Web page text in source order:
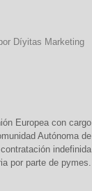
Díyitas Marketing
Europea con cargo
Autónoma de
indefinida
por parte de pymes.